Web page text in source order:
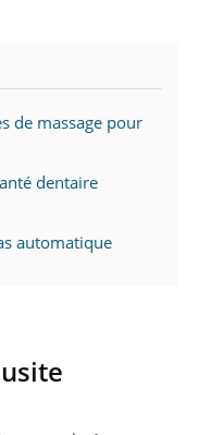
de massage pour
dentaire
automatique